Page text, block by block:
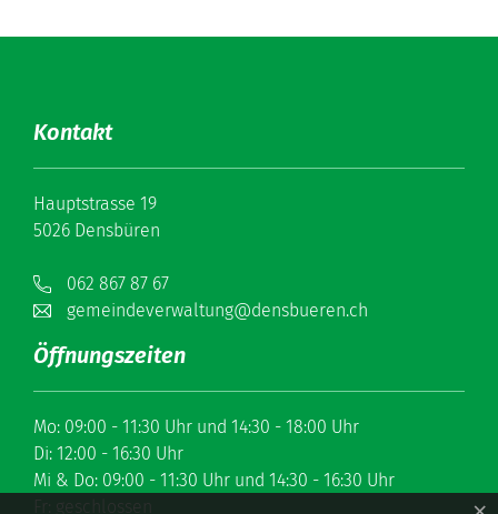
Kontakt
Hauptstrasse 19
5026 Densbüren
062 867 87 67
gemeindeverwaltung@densbueren.ch
Öffnungszeiten
Mo: 09:00 - 11:30 Uhr und 14:30 - 18:00 Uhr
Di: 12:00 - 16:30 Uhr
Mi & Do: 09:00 - 11:30 Uhr und 14:30 - 16:30 Uhr
Fr: geschlossen